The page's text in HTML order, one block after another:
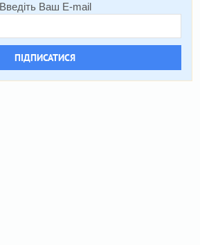
Введіть Ваш E-mail
ПІДПИСАТИСЯ